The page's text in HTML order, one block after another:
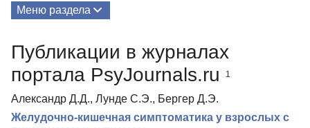
Меню раздела
Публикации в журналах
портала PsyJournals.ru
1
Александр Д.Д., Лунде С.Э., Бергер Д.Э.
Желудочно-кишечная симптоматика у взрослых с